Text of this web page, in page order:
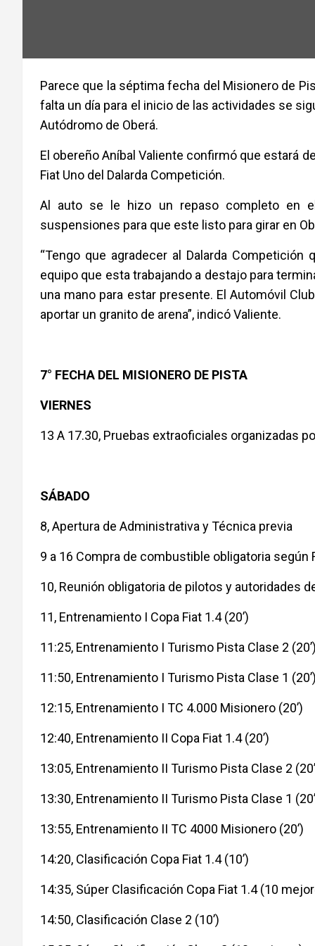
Parece que la séptima fecha del Misionero de
falta un día para el inicio de las actividades se
Autódromo de Oberá.
El obereño Aníbal Valiente confirmó que estará
Fiat Uno del Dalarda Competición.
Al auto se le hizo un repaso completo en
suspensiones para que este listo para girar en
“Tengo que agradecer al Dalarda
equipo que esta trabajando a destajo para
una mano para estar presente. El Automóvil
aportar un granito de arena”, indicó Valiente.
7° FECHA DEL MISIONERO DE PISTA
VIERNES
13 A 17.30, Pruebas extraoficiales organizadas
SÁBADO
8, Apertura de Administrativa y Técnica previa
9 a 16 Compra de combustible obligatoria según
10, Reunión obligatoria de pilotos y autoridades
11, Entrenamiento I Copa Fiat 1.4 (20’)
11:25, Entrenamiento I Turismo Pista Clase 2 (20’)
11:50, Entrenamiento I Turismo Pista Clase 1 (20’)
12:15, Entrenamiento I TC 4.000 Misionero (20’)
12:40, Entrenamiento II Copa Fiat 1.4 (20’)
13:05, Entrenamiento II Turismo Pista Clase 2
13:30, Entrenamiento II Turismo Pista Clase 1
13:55, Entrenamiento II TC 4000 Misionero (20’)
14:20, Clasificación Copa Fiat 1.4 (10’)
14:35, Súper Clasificación Copa Fiat 1.4 (10
14:50, Clasificación Clase 2 (10’)